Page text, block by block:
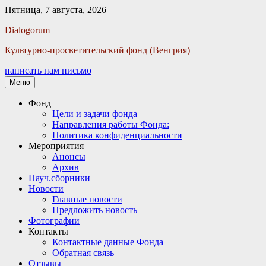
Пятница, 7 августа, 2026
Dialogorum
Культурно-просветительский фонд (Венгрия)
написать нам письмо
Меню
Основное
Фонд
Цели и задачи фонда
Направления работы Фонда:
Политика конфиденциальности
Мероприятия
Анонсы
Архив
Науч.сборники
Новости
Главные новости
Предложить новость
Фотографии
Контакты
Контактные данные Фонда
Обратная связь
Отзывы